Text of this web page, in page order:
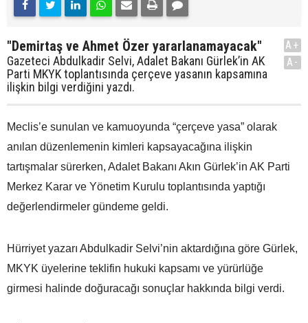
"Demirtaş ve Ahmet Özer yararlanamayacak"
Gazeteci Abdulkadir Selvi, Adalet Bakanı Gürlek’in AK
Parti MKYK toplantısında çerçeve yasanın kapsamına
ilişkin bilgi verdiğini yazdı.
A+
A-
Meclis’e sunulan ve kamuoyunda “çerçeve yasa” olarak
anılan düzenlemenin kimleri kapsayacağına ilişkin
tartışmalar sürerken, Adalet Bakanı Akın Gürlek’in AK Parti
Merkez Karar ve Yönetim Kurulu toplantısında yaptığı
değerlendirmeler gündeme geldi.
Hürriyet yazarı Abdulkadir Selvi’nin aktardığına göre Gürlek,
MKYK üyelerine teklifin hukuki kapsamı ve yürürlüğe
girmesi halinde doğuracağı sonuçlar hakkında bilgi verdi.